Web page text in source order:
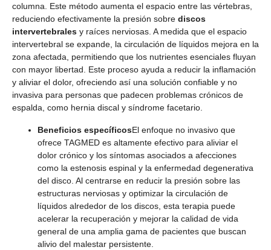
columna. Este método aumenta el espacio entre las vértebras,
reduciendo efectivamente la presión sobre discos
intervertebrales y raíces nerviosas. A medida que el espacio
intervertebral se expande, la circulación de líquidos mejora en la
zona afectada, permitiendo que los nutrientes esenciales fluyan
con mayor libertad. Este proceso ayuda a reducir la inflamación
y aliviar el dolor, ofreciendo así una solución confiable y no
invasiva para personas que padecen problemas crónicos de
espalda, como hernia discal y síndrome facetario.
Beneficios específicosEl enfoque no invasivo que
ofrece TAGMED es altamente efectivo para aliviar el
dolor crónico y los síntomas asociados a afecciones
como la estenosis espinal y la enfermedad degenerativa
del disco. Al centrarse en reducir la presión sobre las
estructuras nerviosas y optimizar la circulación de
líquidos alrededor de los discos, esta terapia puede
acelerar la recuperación y mejorar la calidad de vida
general de una amplia gama de pacientes que buscan
alivio del malestar persistente.